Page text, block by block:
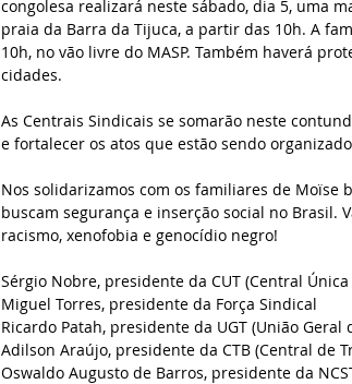
congolesa realizará neste sábado, dia 5, uma
praia da Barra da Tijuca, a partir das 10h. A
10h, no vão livre do MASP. Também haverá
cidades.
As Centrais Sindicais se somarão neste
e fortalecer os atos que estão sendo
Nos solidarizamos com os familiares de Moïse
buscam segurança e inserção social no Brasil.
racismo, xenofobia e genocídio negro!
Sérgio Nobre, presidente da CUT (Central
Miguel Torres, presidente da Força Sindical
Ricardo Patah, presidente da UGT (União Geral
Adilson Araújo, presidente da CTB (Central de
Oswaldo Augusto de Barros, presidente da